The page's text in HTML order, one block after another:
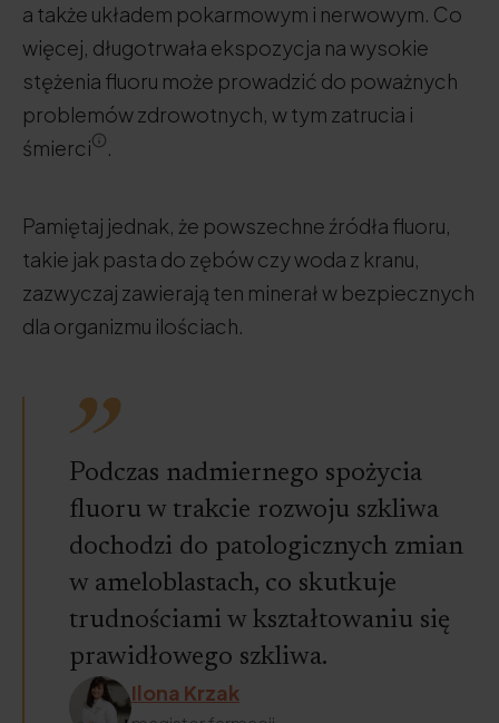
a także układem pokarmowym i nerwowym. Co
więcej, długotrwała ekspozycja na wysokie
stężenia fluoru może prowadzić do poważnych
problemów zdrowotnych, w tym zatrucia i
śmierci
.
Pamiętaj jednak, że powszechne źródła fluoru,
takie jak pasta do zębów czy woda z kranu,
zazwyczaj zawierają ten minerał w bezpiecznych
dla organizmu ilościach.
Podczas nadmiernego spożycia
fluoru w trakcie rozwoju szkliwa
dochodzi do patologicznych zmian
w ameloblastach, co skutkuje
trudnościami w kształtowaniu się
prawidłowego szkliwa.
Ilona Krzak